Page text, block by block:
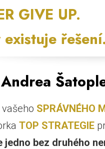
GIVE UP.
řešení.
SPRÁVNÉHO
TOP STRATEGIE
jedno bez druhého